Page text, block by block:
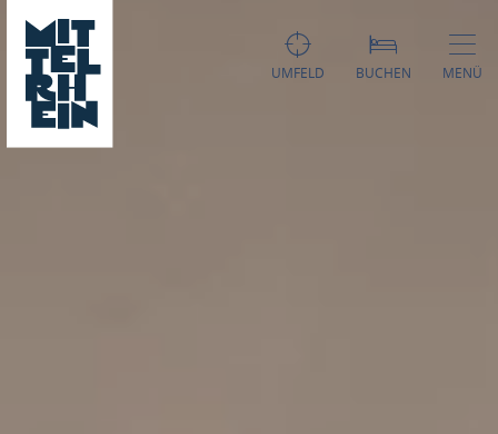
UMFELD BUCHEN MENÜ